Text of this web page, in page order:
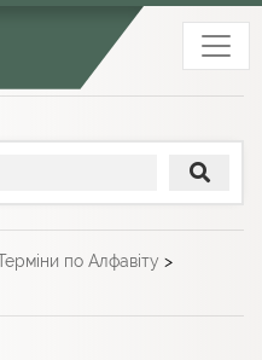
по Алфавіту >